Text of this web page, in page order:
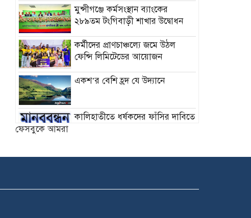
মুন্সীগঞ্জে কর্মসংস্থান ব্যাংকের
২৮৯তম টংগিবাড়ী শাখার উদ্বোধন
কর্মীদের প্রাণচাঞ্চল্যে জমে উঠল
ফেন্সি লিমিটেডের আয়োজন
একশ’র বেশি হ্রদ যে উদ্যানে
কালিহাতীতে ধর্ষকদের ফাঁসির দাবিতে
ডিমলায় গৃহবধুর রহস্যজনক মৃত্যু
মুঠোফোন নিয়ে দ্বন্দ্বে ছোট ভাইয়ের
ফেসবুকে আমরা